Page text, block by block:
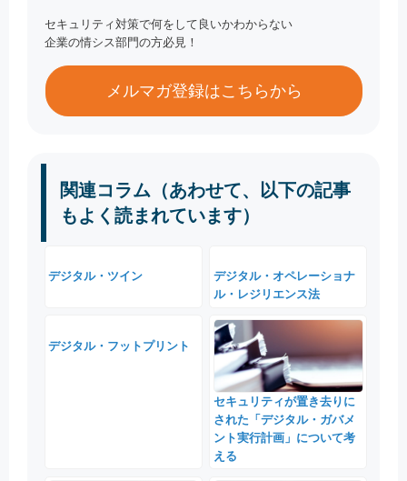
セキュリティ対策で何をして良いかわからない
企業の情シス部門の方必見！
メルマガ登録はこちらから
関連コラム（あわせて、以下の記事
もよく読まれています）
デジタル・ツイン
デジタル・オペレーショナ
ル・レジリエンス法
デジタル・フットプリント
セキュリティが置き去りに
された「デジタル・ガバメ
ント実行計画」について考
える